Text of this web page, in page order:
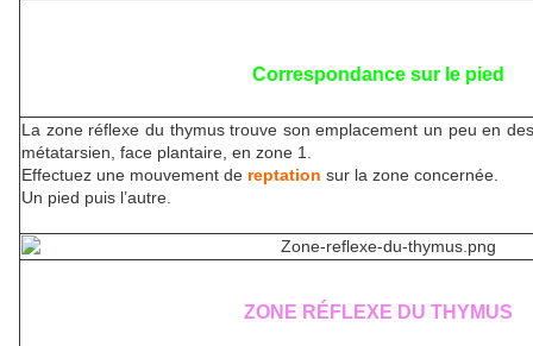
Correspondance sur le pied
La zone réflexe du thymus trouve son emplacement un peu en
métatarsien, face plantaire, en zone 1.
Effectuez une mouvement de reptation sur la zone concernée.
Un pied puis l’autre.
ZONE RÉFLEXE DU THYMUS